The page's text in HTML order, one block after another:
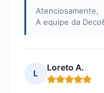
Atenciosamente,
A equipe da
L
Loreto A.
Nota: 5 em 5